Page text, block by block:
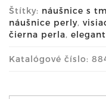
Štítky: náušnice s
náušnice perly,
čierna perla,
Katalógové číslo: